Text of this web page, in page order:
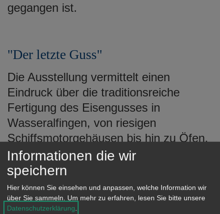
gegangen ist.
"Der letzte Guss"
Die Ausstellung vermittelt einen
Eindruck über die traditionsreiche
Fertigung des Eisengusses in
Wasseralfingen, von riesigen
Schiffsmotorgehäusen bis hin zu Öfen,
Brunnenschalen, Säulen und
Zaunelementen sowie kleinen
Gebrauchsgegenständen des Alltags.
Dieses reiche kultur- und
Informationen die wir
speichern
Hier können Sie einsehen und anpassen, welche Information wir
über Sie sammeln. Um mehr zu erfahren, lesen Sie bitte unsere
Datenschutzerklärung.